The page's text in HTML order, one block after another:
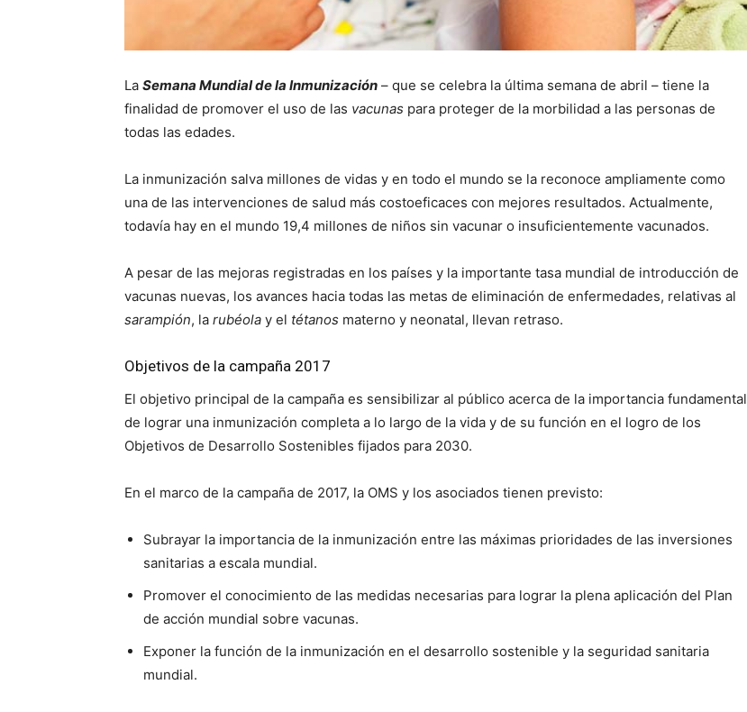
La Semana Mundial de la Inmunización – que se celebra la última semana de abril – tiene la
finalidad de promover el uso de las vacunas para proteger de la morbilidad a las personas de
todas las edades.
La inmunización salva millones de vidas y en todo el mundo se la reconoce ampliamente como
una de las intervenciones de salud más costoeficaces con mejores resultados. Actualmente,
todavía hay en el mundo 19,4 millones de niños sin vacunar o insuficientemente vacunados.
A pesar de las mejoras registradas en los países y la importante tasa mundial de introducción de
vacunas nuevas, los avances hacia todas las metas de eliminación de enfermedades, relativas al
sarampión, la rubéola y el tétanos materno y neonatal, llevan retraso.
Objetivos de la campaña 2017
El objetivo principal de la campaña es sensibilizar al público acerca de la importancia fundamental
de lograr una inmunización completa a lo largo de la vida y de su función en el logro de los
Objetivos de Desarrollo Sostenibles fijados para 2030.
En el marco de la campaña de 2017, la OMS y los asociados tienen previsto:
Subrayar la importancia de la inmunización entre las máximas prioridades de las inversiones
sanitarias a escala mundial.
Promover el conocimiento de las medidas necesarias para lograr la plena aplicación del Plan
de acción mundial sobre vacunas.
Exponer la función de la inmunización en el desarrollo sostenible y la seguridad sanitaria
mundial.